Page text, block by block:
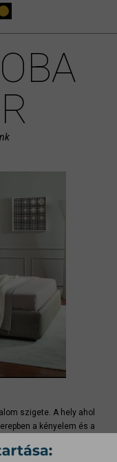
szigete. A hely ahol
a kényelem és a
töltjük, érdemes tehát
A hálószobánk több